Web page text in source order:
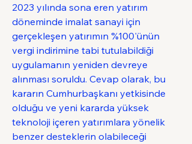
2023 yılında sona eren yatırım
döneminde imalat sanayi için
gerçekleşen yatırımın %100'ünün
vergi indirimine tabi tutulabildiği
uygulamanın yeniden devreye
alınması soruldu. Cevap olarak, bu
kararın Cumhurbaşkanı yetkisinde
olduğu ve yeni kararda yüksek
teknoloji içeren yatırımlara yönelik
benzer desteklerin olabileceği